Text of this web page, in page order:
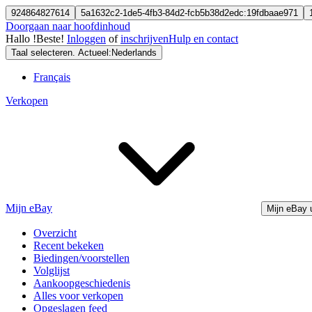
924864827614 5a1632c2-1de5-4fb3-84d2-fcb5b38d2edc:19fdbaae971
Doorgaan naar hoofdinhoud
Hallo !Beste! Inloggen ofinschrijvenHulp en contact
Taal selecteren. Actueel: Nederlands
Français
Verkopen
Mijn eBay Mijn eBay
Overzicht
Recent bekeken
Biedingen/voorstellen
Volglijst
Aankoopgeschiedenis
Alles voor verkopen
Opgeslagen feed